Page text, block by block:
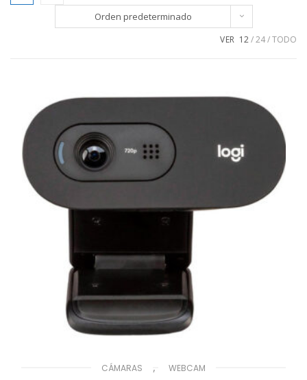
Orden predeterminado
VER 12 24 TODO
CÁMARAS , WEBCAM